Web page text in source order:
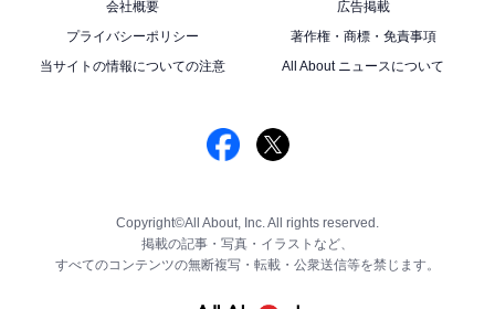
会社概要
広告掲載
プライバシーポリシー
著作権・商標・免責事項
当サイトの情報についての注意
All About ニュースについて
Copyright©All About, Inc. All rights reserved.
掲載の記事・写真・イラストなど、
すべてのコンテンツの無断複写・転載・公衆送信等を禁じます。